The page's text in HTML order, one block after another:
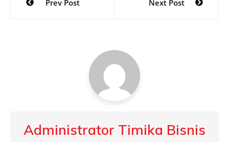
navigation
Prev Post Next Post
Administrator Timika Bisnis